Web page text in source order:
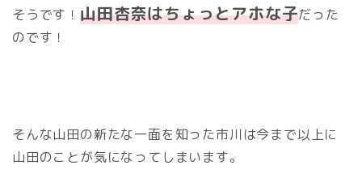
そうです！ 山田杏奈はちょっとアホな子だった
のです！
そんな山田の新たな一面を知った市川は今まで以上に
山田のことが気になってしまいます。